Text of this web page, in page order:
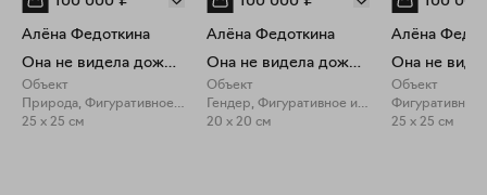
Алёна Федоткина
Она не видела дождя из роз №5
Объект
Природа, Фигуративное искусство
25 x 25 см
Алёна Федоткина
Она не видела дождя из роз №4
Объект
Гендер, Фигуративное искусство
20 x 20 см
Алёна
Объект
Фигуративное
25 x 25 см